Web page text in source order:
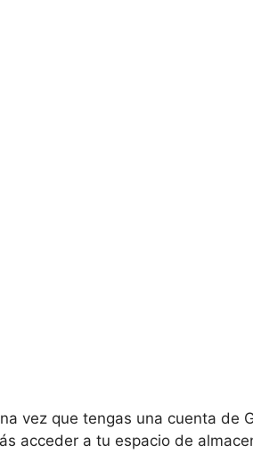
vez que tengas una cuenta de
acceder a tu espacio de